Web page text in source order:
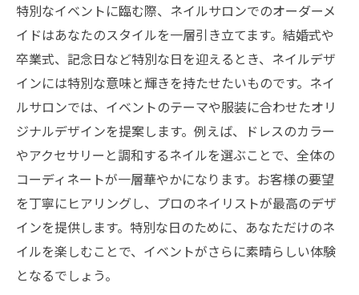
リラックスを促すための接客
ネイルサロンでのオーダーメイドデザインの魅
力
他にはないオリジナルのデザイン
顧客の個性を引き出すカスタマイズ
特別な日に向けた特別なデザイン
オーダーメイドのプロセスとその楽しさ
デザインがもたらす満足感
ネイルサロンだからこそできる提案
特別なイベントに臨む際、ネイルサロンでのオーダーメ
イドはあなたのスタイルを一層引き立てます。結婚式や
卒業式、記念日など特別な日を迎えるとき、ネイルデザ
インには特別な意味と輝きを持たせたいものです。ネイ
ルサロンでは、イベントのテーマや服装に合わせたオリ
ジナルデザインを提案します。例えば、ドレスのカラー
やアクセサリーと調和するネイルを選ぶことで、全体の
コーディネートが一層華やかになります。お客様の要望
を丁寧にヒアリングし、プロのネイリストが最高のデザ
インを提供します。特別な日のために、あなただけのネ
イルを楽しむことで、イベントがさらに素晴らしい体験
となるでしょう。